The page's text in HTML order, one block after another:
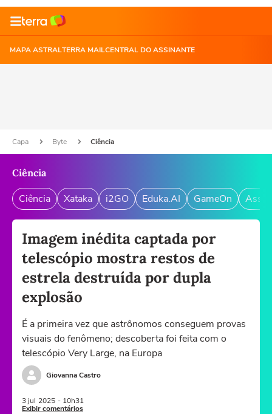
MAPA ASTRALTERRA MAILCENTRAL DO ASSINANTE
Capa Byte Ciência
Ciência
Ciência Xataka i2GO Eduka.AI GameOn
Imagem inédita captada por
telescópio mostra restos de
estrela destruída por dupla
explosão
É a primeira vez que astrônomos conseguem provas
visuais do fenômeno; descoberta foi feita com o
telescópio Very Large, na Europa
Giovanna Castro
3 jul 2025 - 10h31
Exibir comentários